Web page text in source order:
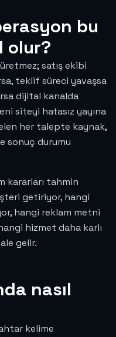
bu
olur?
satış ekibi
teklif süreci yavaşsa
dijital kanalda
siteyi hatasız yayına
her talepte kaynak,
sonuç durumu
kararları tahmin
getiriyor, hangi
hangi reklam metni
hizmet daha karlı
gelir.
nasıl
kelime